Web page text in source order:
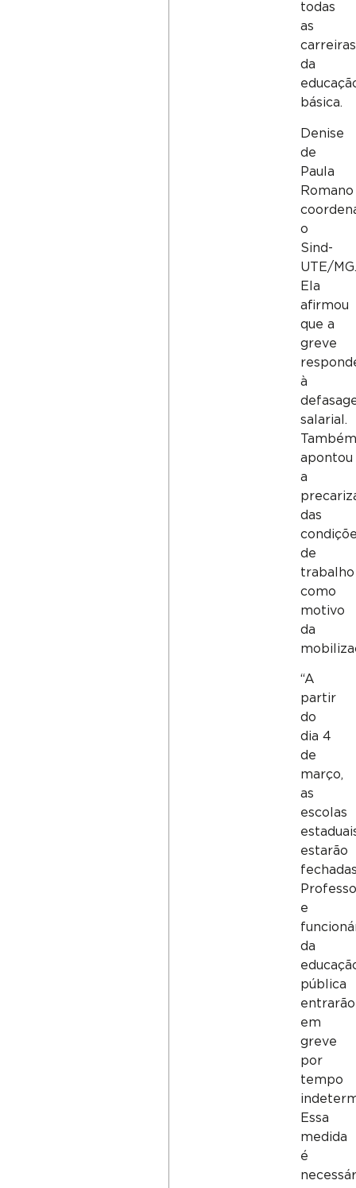
todas
as
carreiras
da
básica.
Denise
de
Paula
Romano
o
Sind-
UTE/MG.
Ela
afirmou
que a
greve
à
salarial.
Também
apontou
a
das
de
trabalho
como
motivo
da
“A
partir
do
dia 4
de
março,
as
escolas
estarão
e
da
pública
entrarão
em
greve
por
tempo
Essa
medida
é